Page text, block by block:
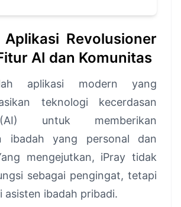
Revolusioner
AI dan Komunitas
aplikasi modern yang
teknologi kecerdasan
untuk memberikan
ibadah yang personal dan
mengejutkan, iPray tidak
sebagai pengingat, tetapi
asisten ibadah pribadi.